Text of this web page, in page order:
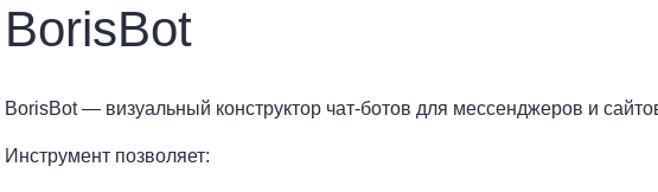
BorisBot
BorisBot — визуальный конструктор чат-ботов для мессенджеров и
Инструмент позволяет: